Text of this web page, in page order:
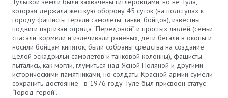
которая держала жесткую оборону 45 суток (на подступах к
городу фашисты теряли самолеты, танки, бойцов), известны
подвиги партизан отряда “Передовой” и простых людей (семьи
спасали, кормили и излечивали раненых, дети бегали в окопы и
носили бойцам кипяток, были собраны средства на создание
целой эскадрильи самолетов и танковой колонны), фашисты
пытались, как могли, глумиться над Ясной Поляной и другими
историческими памятниками, но солдаты Красной армии сумели
сохранить достояние - в 1976 году Туле был присвоен статус
“Город-герой”.